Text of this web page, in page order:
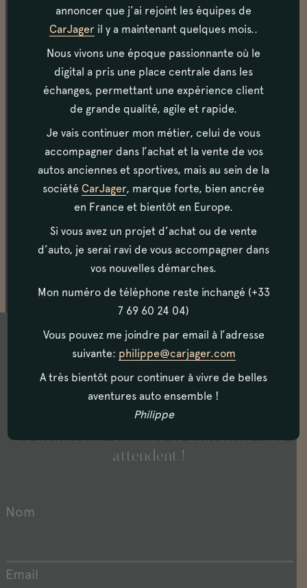
des passages de vitesse. La courroie de distribution
a été changée en Mars 2017.
Carrosserie
La voiture est en bon état général. On note
cependant quelques rayures d’usage sur l’aile arrière,
Habitacle
L’intérieur de cette voiture vient d’être totalement
refait en cuir. Facture présente de plus de 7000
euros.
N’hésitez pas à nous contacter, et à venir
visiter notre showroom situé à Biarritz,
en plein coeur du Pays Basque.
De nombreux véhicules de collection vous
attendent !
Nom
Email
annoncer que j’ai rejoint les équipes de
CarJager il y a maintenant quelques mois..
Nous vivons une époque passionnante où le
digital a pris une place centrale dans les
échanges, permettant une expérience client
de grande qualité, agile et rapide.
Je vais continuer mon métier, celui de vous
accompagner dans l’achat et la vente de vos
autos anciennes et sportives, mais au sein de la
société CarJager, marque forte, bien ancrée
en France et bientôt en Europe.
Si vous avez un projet d’achat ou de vente
d’auto, je serai ravi de vous accompagner dans
vos nouvelles démarches.
Mon numéro de téléphone reste inchangé (+33
7 69 60 24 04)
Vous pouvez me joindre par email à l’adresse
suivante: philippe@carjager.com
A très bientôt pour continuer à vivre de belles
aventures auto ensemble !
Philippe